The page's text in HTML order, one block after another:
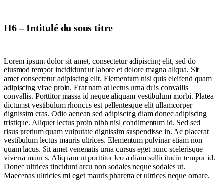
H6 – Intitulé du sous titre
Lorem ipsum dolor sit amet, consectetur adipiscing elit, sed do
eiusmod tempor incididunt ut labore et dolore magna aliqua. Sit
amet consectetur adipiscing elit. Elementum nisi quis eleifend quam
adipiscing vitae proin. Erat nam at lectus urna duis convallis
convallis. Porttitor massa id neque aliquam vestibulum morbi. Platea
dictumst vestibulum rhoncus est pellentesque elit ullamcorper
dignissim cras. Odio aenean sed adipiscing diam donec adipiscing
tristique. Aliquet lectus proin nibh nisl condimentum id. Sed sed
risus pretium quam vulputate dignissim suspendisse in. Ac placerat
vestibulum lectus mauris ultrices. Elementum pulvinar etiam non
quam lacus. Sit amet venenatis urna cursus eget nunc scelerisque
viverra mauris. Aliquam ut porttitor leo a diam sollicitudin tempor id.
Donec ultrices tincidunt arcu non sodales neque sodales ut.
Maecenas ultricies mi eget mauris pharetra et ultrices neque ornare.